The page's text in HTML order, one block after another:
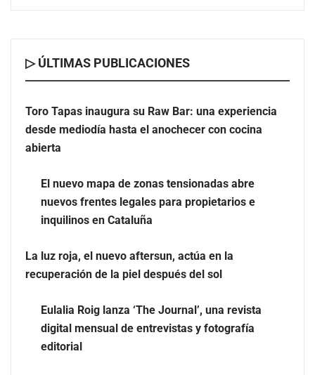
El nuevo mapa de zonas tensionadas abre nuevos
La luz roja, el nuevo aftersun, actúa en la recuperación
de la piel después del sol
▷ ÚLTIMAS PUBLICACIONES
Toro Tapas inaugura su Raw Bar: una experiencia
desde mediodía hasta el anochecer con cocina
abierta
El nuevo mapa de zonas tensionadas abre
nuevos frentes legales para propietarios e
inquilinos en Cataluña
La luz roja, el nuevo aftersun, actúa en la
recuperación de la piel después del sol
Eulalia Roig lanza ‘The Journal’, una revista
digital mensual de entrevistas y fotografía
editorial